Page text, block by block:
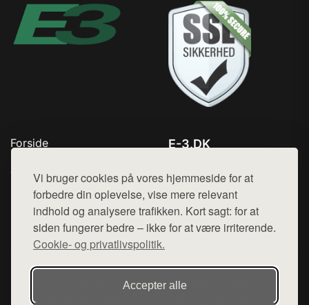
Vi bruger cookies på vores hjemmeside for at
forbedre din oplevelse, vise mere relevant
indhold og analysere trafikken. Kort sagt: for at
siden fungerer bedre – ikke for at være irriterende.
Cookie- og privatlivspolitik.
Accepter alle
Forside
Top Rabatter
Kontakt
E-3.DK
Mail: hej@want.dk
Cookie- og privatlivspolitik
Denne side er en del af want.dk, der udgiver en række
hjemmesider med præsentation af forskellige produkter fra